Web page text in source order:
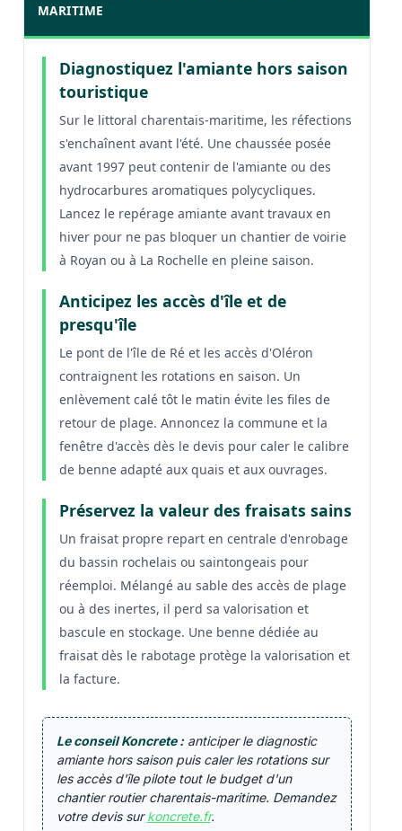
MARITIME
Diagnostiquez l'amiante hors saison
touristique
Sur le littoral charentais-maritime, les réfections
s'enchaînent avant l'été. Une chaussée posée
avant 1997 peut contenir de l'amiante ou des
hydrocarbures aromatiques polycycliques.
Lancez le repérage amiante avant travaux en
hiver pour ne pas bloquer un chantier de voirie
à Royan ou à La Rochelle en pleine saison.
Anticipez les accès d'île et de
presqu'île
Le pont de l'île de Ré et les accès d'Oléron
contraignent les rotations en saison. Un
enlèvement calé tôt le matin évite les files de
retour de plage. Annoncez la commune et la
fenêtre d'accès dès le devis pour caler le calibre
de benne adapté aux quais et aux ouvrages.
Préservez la valeur des fraisats sains
Un fraisat propre repart en centrale d'enrobage
du bassin rochelais ou saintongeais pour
réemploi. Mélangé au sable des accès de plage
ou à des inertes, il perd sa valorisation et
bascule en stockage. Une benne dédiée au
fraisat dès le rabotage protège la valorisation et
la facture.
Le conseil Koncrete :anticiper le diagnostic
amiante hors saison puis caler les rotations sur
les accès d'île pilote tout le budget d'un
chantier routier charentais-maritime. Demandez
votre devis surkoncrete.fr.